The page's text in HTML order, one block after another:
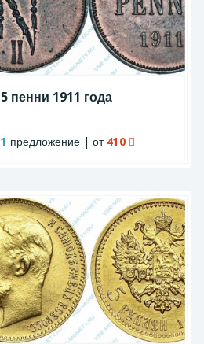
5 пенни 1911 года
1 предложение | от 410